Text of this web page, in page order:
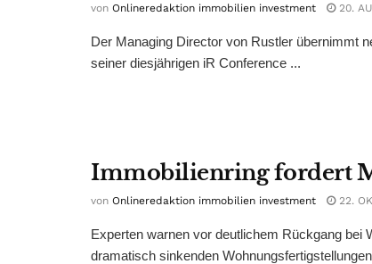
von Onlineredaktion immobilien investment 20.
Der Managing Director von Rustler übernimmt
seiner diesjährigen iR Conference ...
Immobilienring fordert
von Onlineredaktion immobilien investment 22.
Experten warnen vor deutlichem Rückgang bei
dramatisch sinkenden